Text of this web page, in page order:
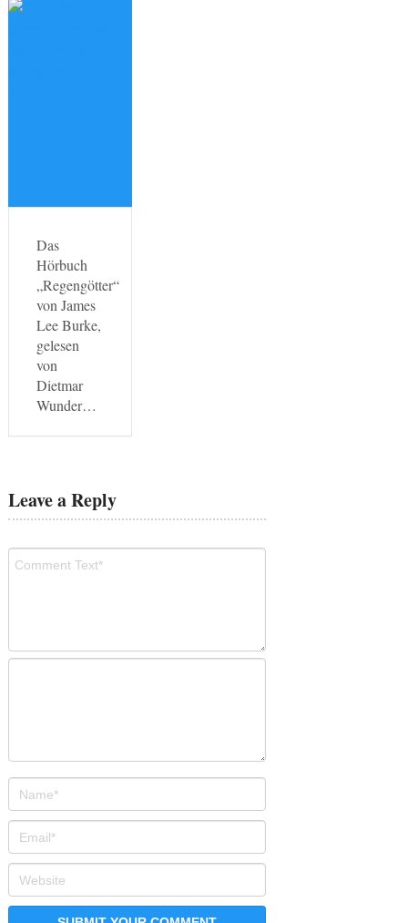
Das
Hörbuch
„Regengötter“
von James
Lee Burke,
gelesen
von
Dietmar
Wunder…
Leave a Reply